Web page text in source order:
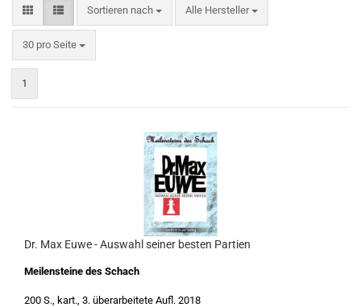
Sortieren nach
Sortieren nach Alle Hersteller
30 pro Seite
pro Seite
1
Dr. Max Euwe - Auswahl seiner besten Partien
Meilensteine des Schach
200 S., kart., 3. überarbeitete Aufl. 2018